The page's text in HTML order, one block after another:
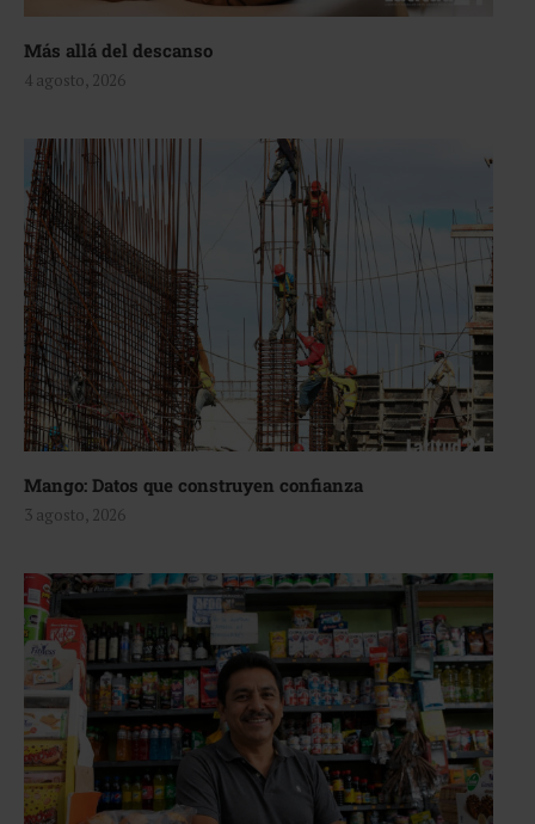
Más allá del descanso
4 agosto, 2026
Mango: Datos que construyen confianza
3 agosto, 2026